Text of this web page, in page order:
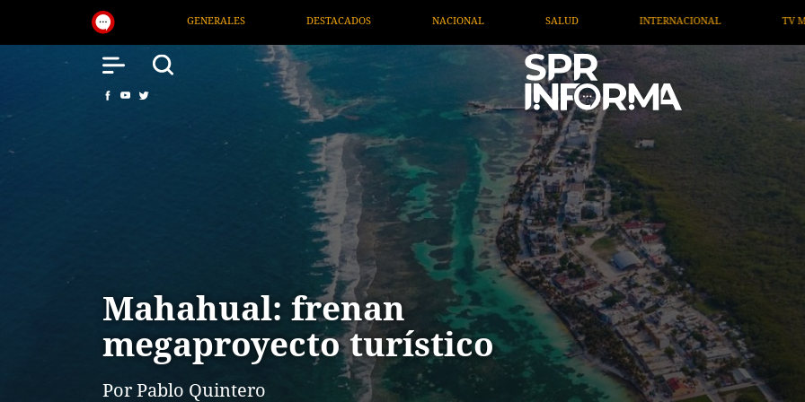
DESTACADOS NACIONAL SALUD INTERNACIONAL TV MIGRANTE INFORMA OPINIÓN
Mahahual: frenan
megaproyecto turístico
Por Pablo Quintero